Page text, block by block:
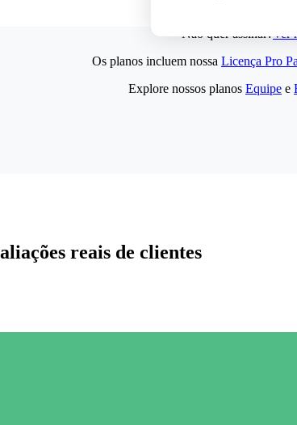
Não quer assinar?Ver
Os planos incluem nossa Licença Pro
Explore nossos planos Equipe e
reais de clientes